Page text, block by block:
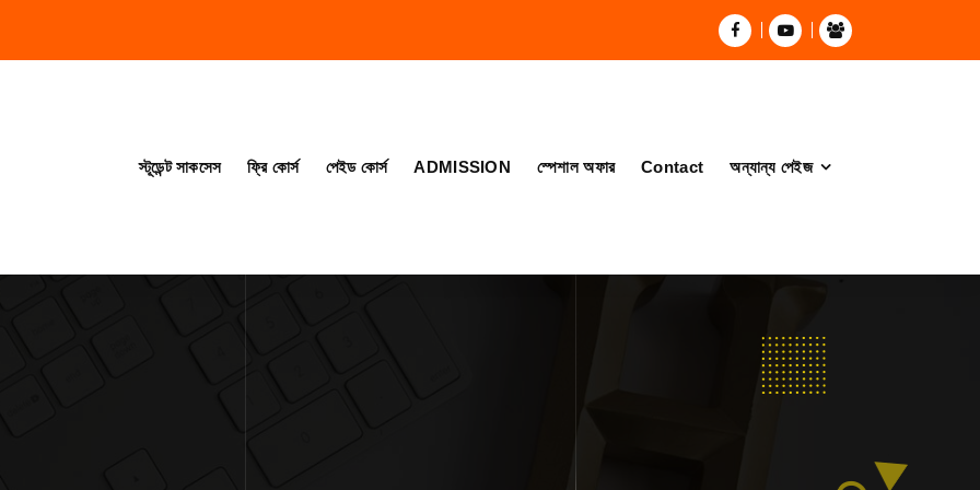
স্টূডেন্ট সাকসেস ফ্রি কোর্স পেইড কোর্স ADMISSION স্পেশাল অফার Contact অন্যান্য পেইজ